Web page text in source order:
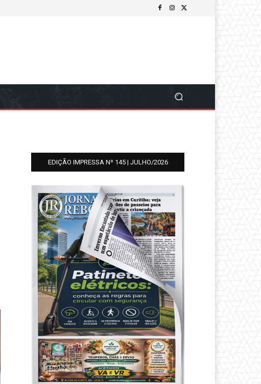
EDIÇÃO IMPRESSA Nº 145 | JULHO/2026